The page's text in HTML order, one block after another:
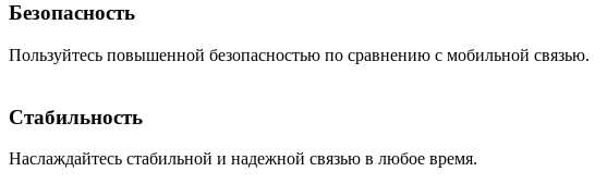
Безопасность
Пользуйтесь повышенной безопасностью по сравнению с мобильной связью.
Стабильность
Наслаждайтесь стабильной и надежной связью в любое время.